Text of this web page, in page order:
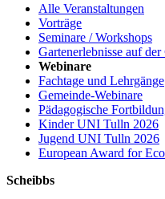
Alle Veranstaltungen
Vorträge
Seminare / Workshops
Gartenerlebnisse auf
Webinare
Fachtage und Lehrgänge
Gemeinde-Webinare
Pädagogische
Kinder UNI Tulln 2026
Jugend UNI Tulln 2026
European Award for
Scheibbs